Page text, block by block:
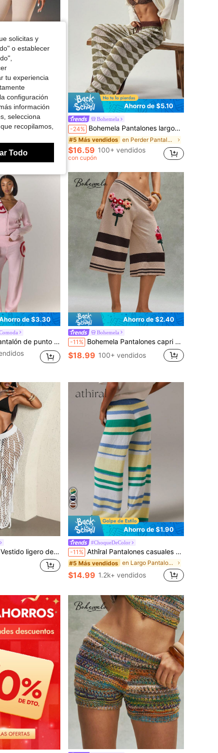
Ahorro de $1.30
Capri Bottom Conjuntos de Vacaciones Ibiza Pantalones Capri Y2K
Ahorro de $5.10
Bohemela
-24% Bohemela Pantalones largos de punto con diseño calado vintage, unicolor y efecto de ondas de agua
#5 Más vendidos en Perder Pantalones de suéter para mujer
$16.59 100+ vendidos
con cupón
de $3.30
y acampanado. Bottom del conjunto de invierno, cálido y lindo para explorar al aire libre en primavera y el Día de San Valentín
Ahorro de $2.40
Bohemela
-11% Bohemela Pantalones capri de punto con cintura elástica y decoración floral 3D para mujer
$18.99 100+ vendidos
encaje y estilo sexy para vacaciones en la playa
Ahorro de $1.90
#ChoqueDeColor
-11% Athîral Pantalones casuales de punto con cintura con cordón y estampado de rayas de color contrastante para mujer en otoño/invierno
#5 Más vendidos en Largo Pantalones de suéter para mujer
$14.99 1.2k+ vendidos
solicitas y
o establecer
tu experiencia
configuración
información
selecciona
recopilamos,
Todo